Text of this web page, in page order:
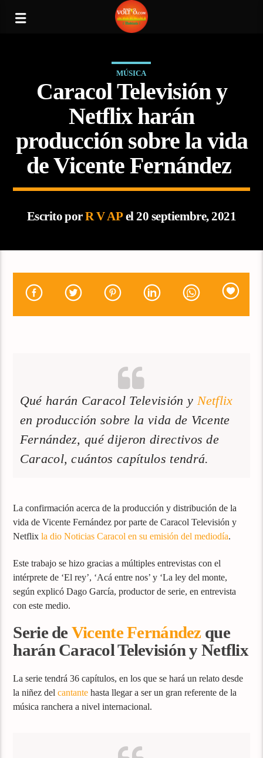
MÚSICA
Caracol Televisión y
Netflix harán
producción sobre la vida
de Vicente Fernández
Escrito porR V APel 20 septiembre, 2021
Qué harán Caracol Televisión y Netflix
en producción sobre la vida de Vicente
Fernández, qué dijeron directivos de
Caracol, cuántos capítulos tendrá.
La confirmación acerca de la producción y distribución de la
vida de Vicente Fernández por parte de Caracol Televisión y
Netflixla dio Noticias Caracol en su emisión del mediodía.
Este trabajo se hizo gracias a múltiples entrevistas con el
intérprete de ‘El rey’, ‘Acá entre nos’ y ‘La ley del monte,
según explicó Dago García, productor de serie, en entrevista
con este medio.
Serie de Vicente Fernándezque
harán Caracol Televisión y Netflix
La serie tendrá 36 capítulos, en los que se hará un relato desde
la niñez delcantante hasta llegar a ser un gran referente de la
música ranchera a nivel internacional.